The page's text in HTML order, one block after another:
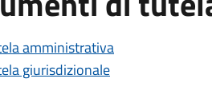
amministrativa
giurisdizionale